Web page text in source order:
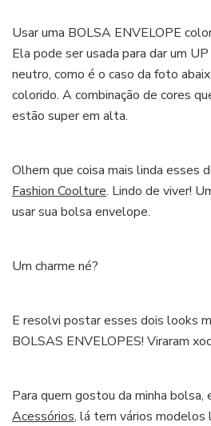
Usar uma BOLSA ENVELOPE
Ela pode ser usada para dar um
neutro, como é o caso da foto
colorido. A combinação de cores
estão super em alta.
Olhem que coisa mais linda esses
Fashion Coolture. Lindo de viver!
usar sua bolsa envelope.
Um charme né?
E resolvi postar esses dois looks
BOLSAS ENVELOPES! Viraram
Para quem gostou da minha bolsa,
Acessórios, lá tem vários modelos